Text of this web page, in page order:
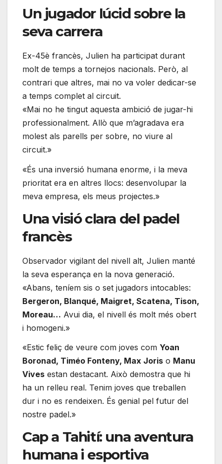
Un jugador lúcid sobre la
seva carrera
Ex-45è francès, Julien ha participat durant
molt de temps a tornejos nacionals. Però, al
contrari que altres, mai no va voler dedicar-se
a temps complet al circuit.
«Mai no he tingut aquesta ambició de jugar-hi
professionalment. Allò que m’agradava era
molest als parells per sobre, no viure al
circuit.»
«És una inversió humana enorme, i la meva
prioritat era en altres llocs: desenvolupar la
meva empresa, els meus projectes.»
Una visió clara del padel
francès
Observador vigilant del nivell alt, Julien manté
la seva esperança en la nova generació.
«Abans, teníem sis o set jugadors intocables:
Bergeron, Blanqué, Maigret, Scatena, Tison,
Moreau… Avui dia, el nivell és molt més obert
i homogeni.»
«Estic feliç de veure com joves com Yoan
Boronad, Timéo Fonteny, Max Joris o Manu
Vives estan destacant. Això demostra que hi
ha un relleu real. Tenim joves que treballen
dur i no es rendeixen. És genial pel futur del
nostre padel.»
Cap a Tahití: una aventura
humana i esportiva